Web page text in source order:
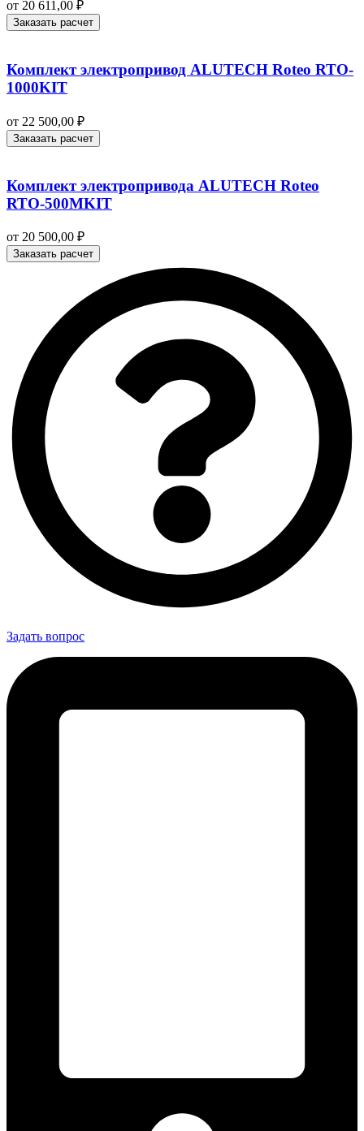
от 20 611,00 ₽
Заказать расчет
Комплект электропривод ALUTECH Roteo RTO-
1000KIT
от 22 500,00 ₽
Заказать расчет
Комплект электропривода ALUTECH Roteo
RTO-500MKIT
от 20 500,00 ₽
Заказать расчет
Задать вопрос